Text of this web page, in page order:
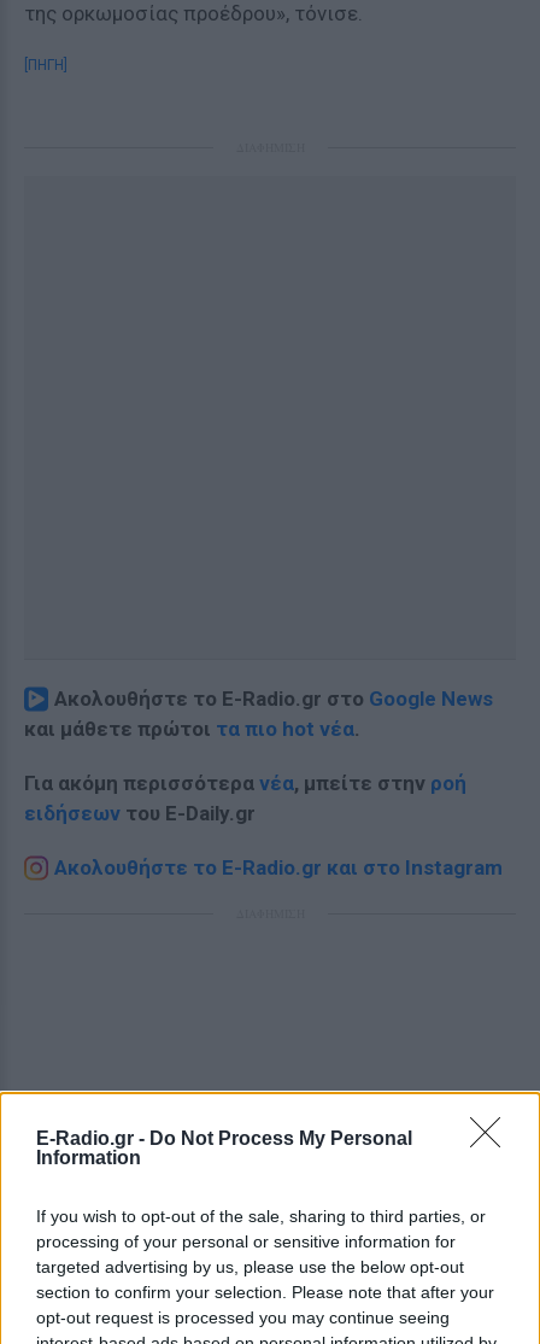
E-Radio.gr - Do Not Process My Personal
Information
If you wish to opt-out of the sale, sharing to third parties, or
processing of your personal or sensitive information for
targeted advertising by us, please use the below opt-out
section to confirm your selection. Please note that after your
opt-out request is processed you may continue seeing
της ορκωμοσίας προέδρου», τόνισε.
[ΠΗΓΗ]
Ακολουθήστε το E-Radio.gr στο Google News
και μάθετε πρώτοι τα πιο hot νέα.
Για ακόμη περισσότερα νέα, μπείτε στην ροή
ειδήσεων του E-Daily.gr
Ακολουθήστε το E-Radio.gr και στο Instagram